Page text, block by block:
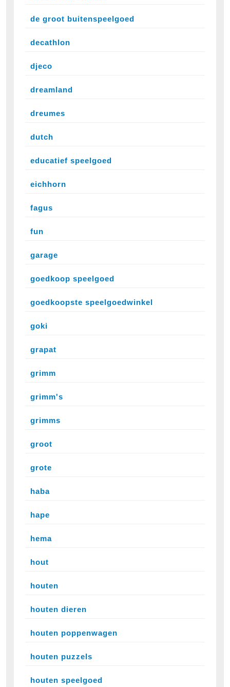
de groot buitenspeelgoed
decathlon
djeco
dreamland
dreumes
dutch
educatief speelgoed
eichhorn
fagus
fun
garage
goedkoop speelgoed
goedkoopste speelgoedwinkel
goki
grapat
grimm
grimm's
grimms
groot
grote
haba
hape
hema
hout
houten
houten dieren
houten poppenwagen
houten puzzels
houten speelgoed